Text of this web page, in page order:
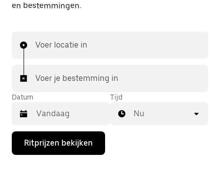
en bestemmingen.
Voer locatie in
Voer je bestemming in
Datum
Druk
de
Tijd
Nu
Ritprijzen bekijken